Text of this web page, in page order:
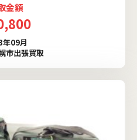
金額
年09月
市出張買取